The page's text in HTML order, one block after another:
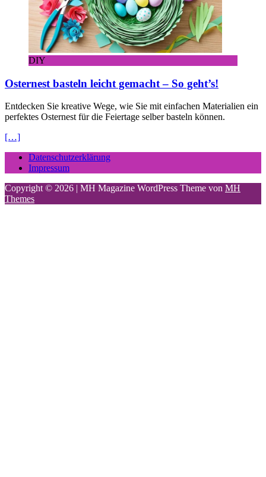
DIY
Osternest basteln leicht gemacht – So geht’s!
Entdecken Sie kreative Wege, wie Sie mit einfachen Materialien ein
perfektes Osternest für die Feiertage selber basteln können.
[…]
Datenschutzerklärung
Impressum
Copyright © 2026 | MH Magazine WordPress Theme von MH
Themes